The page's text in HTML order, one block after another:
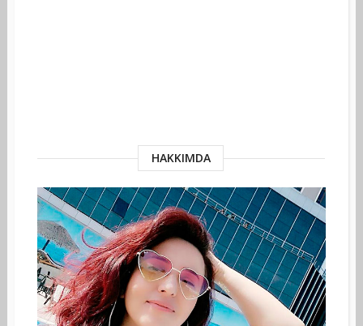
HAKKIMDA